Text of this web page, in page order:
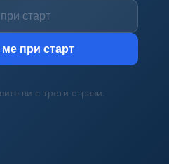
при старт
ви с трети страни.